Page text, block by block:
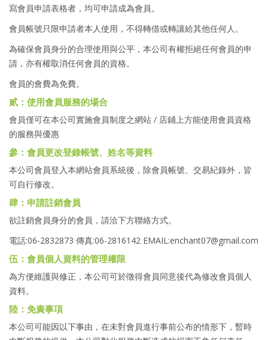
寫會員申請表格者，均可申請成為會員。
會員帳號只限申請者本人使用，不得轉借或轉讓給其他任何人。
為確保會員身分的合理使用與公平，本公司有權拒絕任何會員的申
請，亦有權取消任何會員的資格。
會員的會費為免費。
貳：使用會員服務的場合
會員僅可在本公司實施會員制度之網站 / 店鋪上方能使用會員資格
的服務與優惠
參：會員更改登錄帳號、姓名等資料
本公司會員登入本網站會員系統後，除會員帳號、交易紀錄外，皆
可自行修改。
肆：申請註銷會員
欲註銷會員身分的會員，請洽下方聯絡方式。
電話:06-2832873 傳真:06-2816142 EMAIL:enchant07@gmail.com
伍：會員個人資料的管理權限
為方便維護與修正，本公司可於徵得會員同意後代為修改會員個人
資料。
陸：免責事項
本公司可能因以下事由，在未對會員進行事前公布的情形下，暫時